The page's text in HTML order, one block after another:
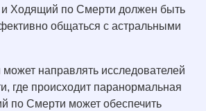
и Ходящий по Смерти должен быть
общаться с астральными
направлять исследователей
где происходит паранормальная
по Смерти может обеспечить